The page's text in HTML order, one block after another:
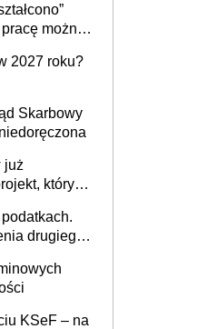
można
2027 roku?
Skarbowy
już
który
drugiego
KSeF – na